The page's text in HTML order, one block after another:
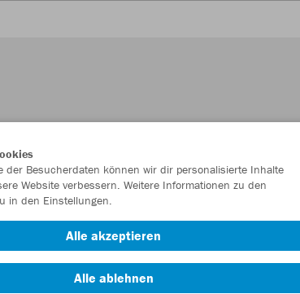
der Besucherdaten können wir dir personalisierte Inhalte
Website verbessern. Weitere Informationen zu den
in den Einstellungen.
Alle akzeptieren
Alle ablehnen